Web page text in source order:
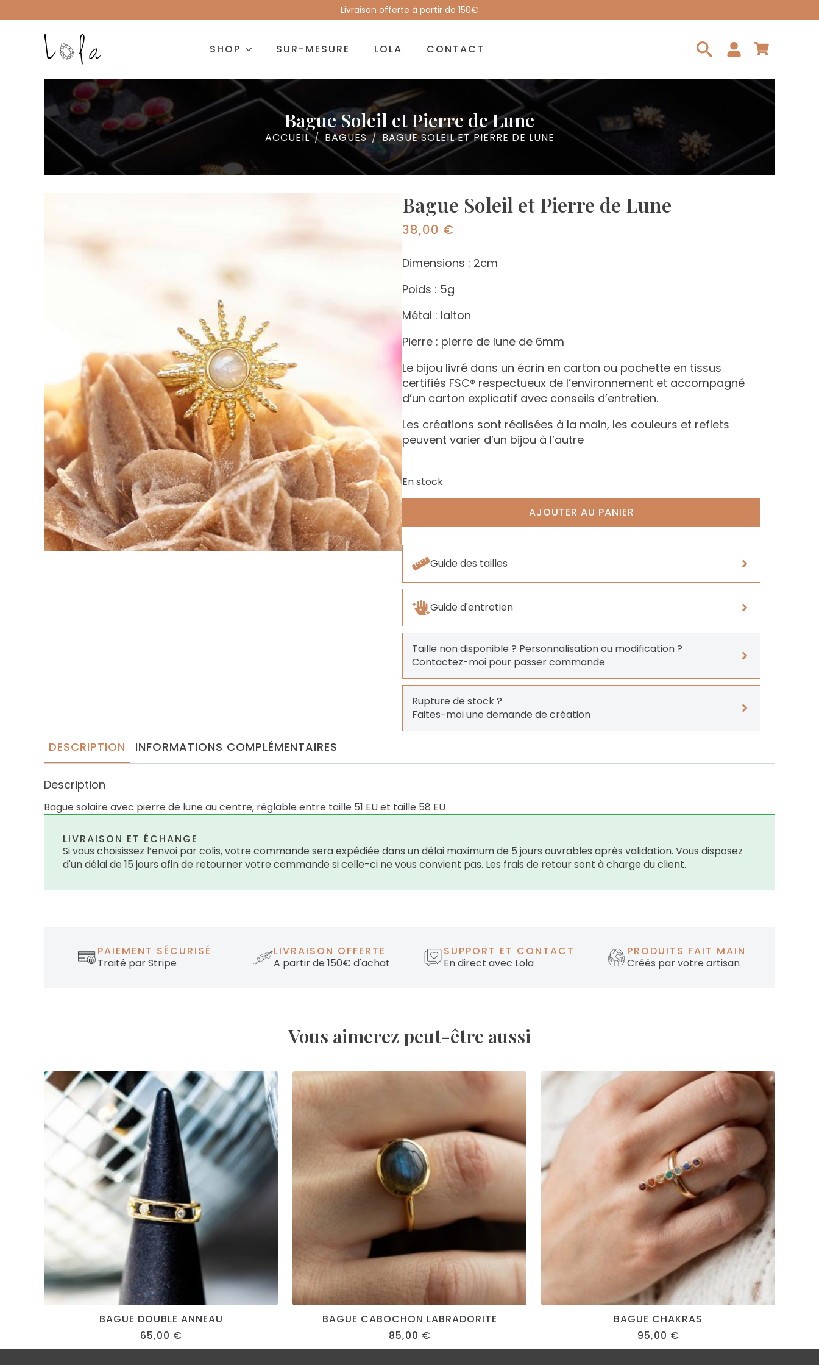
Livraison offerte à partir de 150€
SHOP SUR-MESURE LOLA
CONTACT
Bague Soleil et Pierre de Lune
ACCUEIL BAGUES BAGUE SOLEIL ET PIERRE DE LUNE
Bague Soleil et Pierre de Lune
38,00 €
Dimensions : 2cm
Poids : 5g
Métal : laiton
Pierre : pierre de lune de 6mm
Le bijou livré dans un écrin en carton ou pochette en tissus
certifiés FSC® respectueux de l’environnement et accompagné
d’un carton explicatif avec conseils d’entretien.
Les créations sont réalisées à la main, les couleurs et reflets
peuvent varier d’un bijou à l’autre
En stock
AJOUTER AU PANIER
Guide des tailles
Guide d'entretien
Taille non disponible ? Personnalisation ou modification ?
Contactez-moi pour passer commande
Rupture de stock ?
Faites-moi une demande de création
DESCRIPTION INFORMATIONS COMPLÉMENTAIRES
Description
Bague solaire avec pierre de lune au centre, réglable entre taille 51 EU et taille 58 EU
LIVRAISON ET ÉCHANGE
Si vous choisissez l’envoi par colis, votre commande sera expédiée dans un délai maximum de 5 jours ouvrables après validation. Vous disposez
d'un délai de 15 jours afin de retourner votre commande si celle-ci ne vous convient pas. Les frais de retour sont à charge du client.
PAIEMENT SÉCURISÉ
Traité par Stripe
LIVRAISON OFFERTE
A partir de 150€ d'achat
SUPPORT ET CONTACT
En direct avec Lola
PRODUITS FAIT MAIN
Créés par votre artisan
Vous aimerez peut-être aussi
BAGUE DOUBLE ANNEAU
65,00 €
BAGUE CABOCHON LABRADORITE
85,00 €
BAGUE CHAKRAS
95,00 €